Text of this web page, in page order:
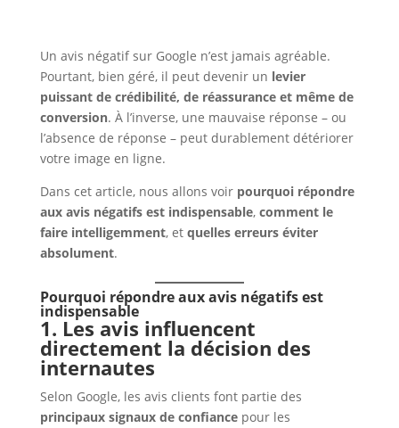
Un avis négatif sur Google n’est jamais agréable.
Pourtant, bien géré, il peut devenir un levier
puissant de crédibilité, de réassurance et même de
conversion. À l’inverse, une mauvaise réponse – ou
l’absence de réponse – peut durablement détériorer
votre image en ligne.
Dans cet article, nous allons voir pourquoi répondre
aux avis négatifs est indispensable, comment le
faire intelligemment, et quelles erreurs éviter
absolument.
Pourquoi répondre aux avis négatifs est
indispensable
1. Les avis influencent
directement la décision des
internautes
Selon Google, les avis clients font partie des
principaux signaux de confiancepour les